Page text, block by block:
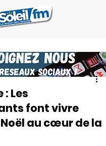
Les
font vivre
au cœur de la